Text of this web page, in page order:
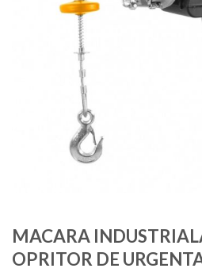
MACARA
OPRITOR DE